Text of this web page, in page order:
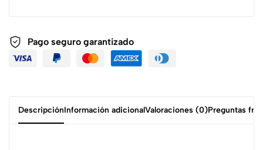
Pago seguro garantizado
DescripciónInformación adicionalValoraciones (0)Preguntas